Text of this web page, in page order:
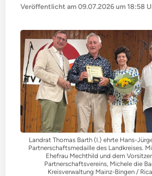
Veröffentlicht am09.07.2026 um 18:58
Landrat Thomas Barth (l.) ehrte Hans-
Partnerschaftsmedaille des Landkreises.
Ehefrau Mechthild und dem
Partnerschaftsvereins, Michele die
Kreisverwaltung Mainz-Bingen /